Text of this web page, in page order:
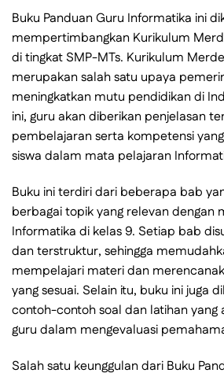
Buku Panduan Guru Informatika ini
mempertimbangkan Kurikulum
di tingkat SMP-MTs. Kurikulum
merupakan salah satu upaya
meningkatkan mutu pendidikan di
ini, guru akan diberikan penjelasan
pembelajaran serta kompetensi
siswa dalam mata pelajaran
Buku ini terdiri dari beberapa bab
berbagai topik yang relevan dengan
Informatika di kelas 9. Setiap bab
dan terstruktur, sehingga
mempelajari materi dan
yang sesuai. Selain itu, buku ini juga
contoh-contoh soal dan latihan yang
guru dalam mengevaluasi
Salah satu keunggulan dari Buku